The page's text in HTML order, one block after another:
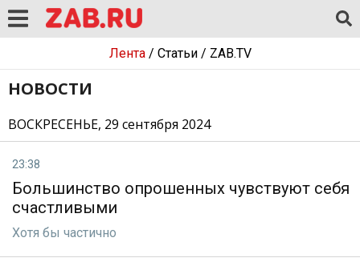
Лента/ Статьи/ ZAB.TV
НОВОСТИ
ВОСКРЕСЕНЬЕ, 29 сентября 2024
23:38
Большинство опрошенных чувствуют себя
счастливыми
Хотя бы частично